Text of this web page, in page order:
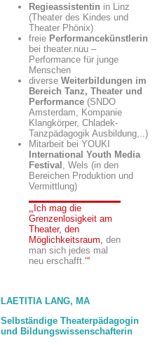
Regieassistentin in Linz
(Theater des Kindes und
Theater Phönix)
freiePerformancekünstlerin
bei theater.nuu –
Performance für junge
Menschen
diverse Weiterbildungen im
Bereich Tanz, Theater und
Performance(SNDO
Amsterdam, Kompanie
Klangkörper, Chladek-
Tanzpädagogik Ausbildung,..)
Mitarbeit bei YOUKI
International Youth Media
Festival , Wels (in den
Bereichen Produktion und
Vermittlung)
Ich mag die
Grenzenlosigkeit am
Theater, den
Möglichkeitsraum, den
man sich jedes mal
neu erschafft.
LAETITIA LANG, MA
Selbständige Theaterpädagogin
und Bildungswissenschafterin